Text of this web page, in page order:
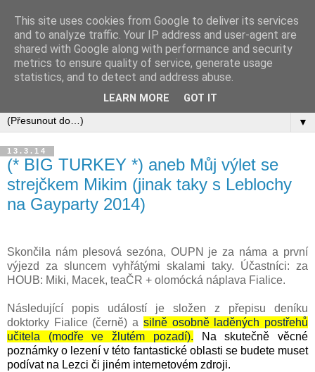
▼
13.3.14
(* BIG TURKEY *) aneb Můj výlet se
strejčkem Mikim (jinak taky s Leblochy
na Gayparty 2014)
Skončila nám plesová sezóna, OUPN je za náma a první
výjezd za sluncem vyhřátými skalami taky. Účastníci: za
HOUB: Miki, Macek, teaČR + olomócká náplava Fialice.
Následující popis událostí je složen z přepisu deníku
doktorky Fialice (černě) a silně osobně laděných postřehů
učitela (modře ve žlutém pozadí).
Na skutečně věcné
poznámky o lezení v této fantastické oblasti se budete muset
podívat na Lezci či jiném internetovém zdroji.
This site uses cookies from Google to deliver its services
and to analyze traffic. Your IP address and user-agent are
shared with Google along with performance and security
metrics to ensure quality of service, generate usage
statistics, and to detect and address abuse.
LEARN MORE GOT IT